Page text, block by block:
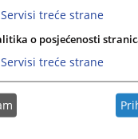
uspjehom.
je kao
uredu
-Milas, Martinović i
i partnerisa
studija,
dana 05. siječnja
- doktor pravnih
Servisi treće strane
o posjećenosti
Servisi treće strane